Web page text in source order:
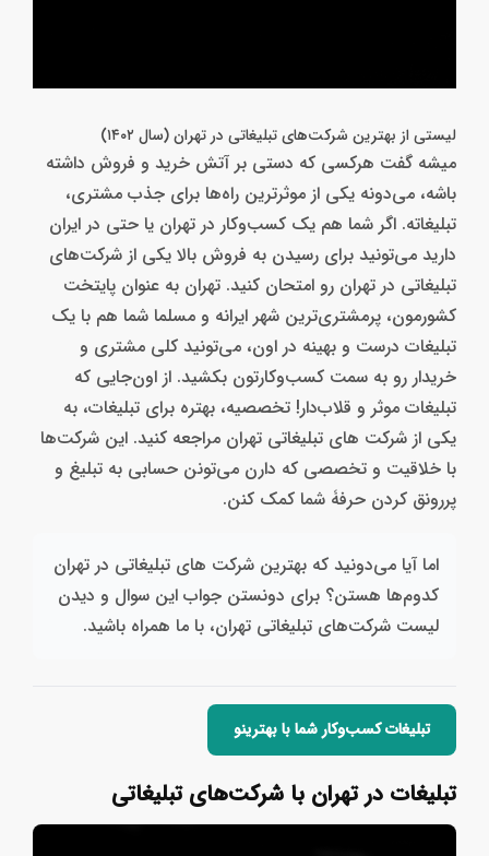
لیستی از بهترین شرکت‌های تبلیغاتی در تهران (سال ۱۴۰۲)
میشه گفت هرکسی که دستی بر آتش خرید و فروش داشته
باشه، می‌دونه یکی از موثرترین راه‌ها برای جذب مشتری،
تبلیغاته. اگر شما هم یک کسب‌وکار در تهران یا حتی در ایران
دارید می‌تونید برای رسیدن به فروش بالا یکی از شرکت‌های
تبلیغاتی در تهران رو امتحان کنید. تهران به عنوان پایتخت
کشورمون، پرمشتری‌ترین شهر ایرانه و مسلما شما هم با یک
تبلیغات درست و بهینه در اون، می‌تونید کلی مشتری و
خریدار رو به سمت کسب‌وکارتون بکشید. از اون‌جایی که
تبلیغات موثر و قلاب‌دار! تخصصیه، بهتره برای تبلیغات، به
یکی از شرکت های تبلیغاتی تهران مراجعه کنید. این شرکت‌ها
با خلاقیت و تخصصی که دارن می‌تونن حسابی به تبلیغ و
پررونق کردن حرفۀ شما کمک کنن.
اما آیا می‌دونید که بهترین شرکت های تبلیغاتی در تهران
کدوم‌ها هستن؟ برای دونستن جواب این سوال و دیدن
لیست شرکت‌های تبلیغاتی تهران، با ما همراه باشید.
تبلیغات کسب‌وکار شما با بهترینو
تبلیغات در تهران با شرکت‌های تبلیغاتی